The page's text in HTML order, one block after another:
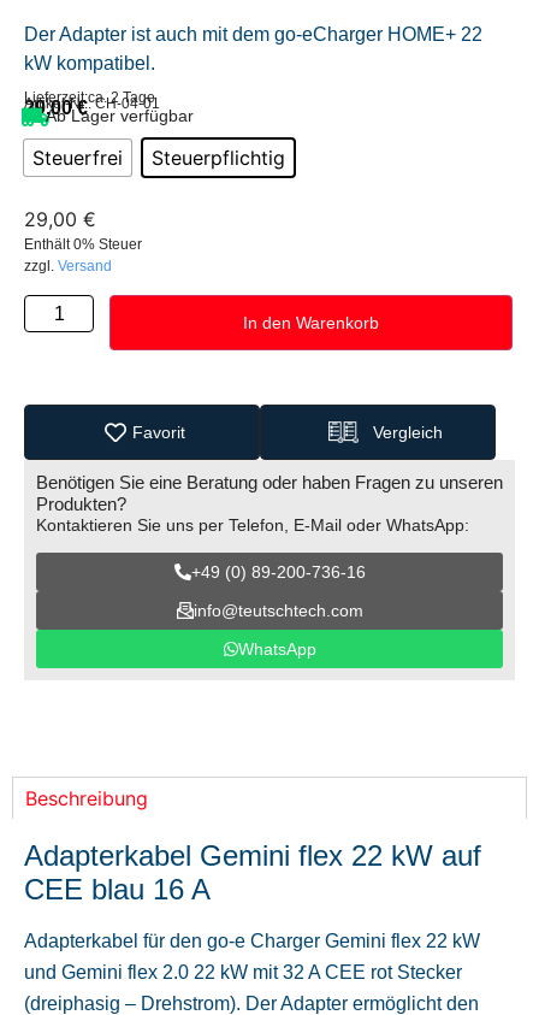
Der Adapter ist auch mit dem go-eCharger HOME+ 22
kW kompatibel.
29,00€
Artikel-Nr.: CH-04-01
Lieferzeit:ca. 2 Tage
Ab Lager verfügbar
Steuerfrei Steuerpflichtig
29,00 €
Enthält 0% Steuer
zzgl. Versand
In den Warenkorb
Favorit Vergleich
Benötigen Sie eine Beratung oder haben Fragen zu unseren
Produkten?
Kontaktieren Sie uns per Telefon, E-Mail oder WhatsApp:
+49 (0) 89-200-736-16
info@teutschtech.com
WhatsApp
Beschreibung
Adapterkabel Gemini flex 22 kW auf
CEE blau 16 A
Adapterkabel für den go-e Charger Gemini flex 22 kW
und Gemini flex 2.0 22 kW mit 32 A CEE rot Stecker
(dreiphasig – Drehstrom). Der Adapter ermöglicht den